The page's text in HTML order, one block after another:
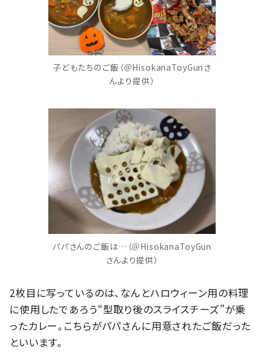
子どもたちのご飯（＠HisokanaToyGunさ
んより提供）
パパさんのご飯は…（＠HisokanaToyGun
さんより提供）
2枚目に写っているのは、なんとハロウィーン用の料理
に使用したであろう“型取り後のスライスチーズ”が乗
ったカレー。こちらがパパさんに用意されたご飯だった
といいます。